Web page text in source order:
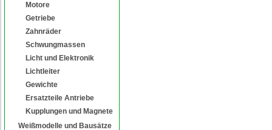
Motore
Getriebe
Zahnräder
Schwungmassen
Licht und Elektronik
Lichtleiter
Gewichte
Ersatzteile Antriebe
Kupplungen und Magnete
Weißmodelle und Bausätze